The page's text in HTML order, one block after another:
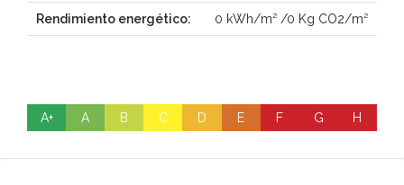
Rendimiento energético: 0 kWh/m² /0 Kg CO2/m²
A+ A B C D E F G H